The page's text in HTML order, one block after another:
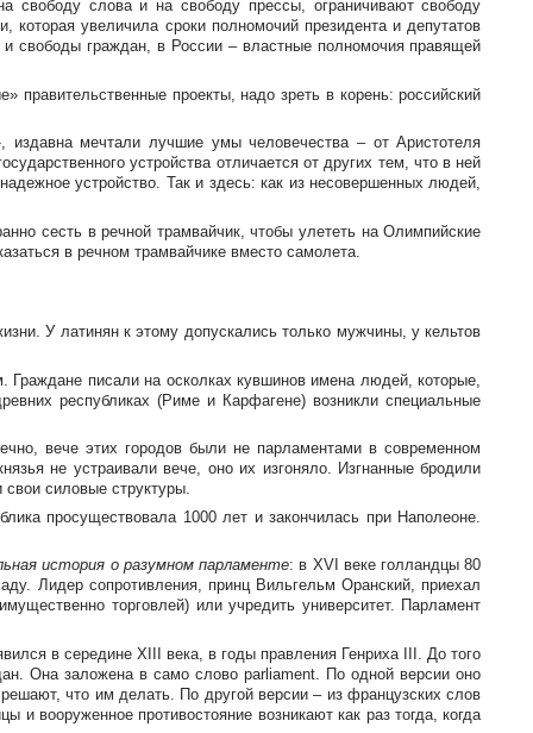
свободу слова и на свободу прессы, ограничивают свободу
увеличила сроки полномочий президента и депутатов
свободы граждан, в России – властные полномочия правящей
проекты, надо зреть в корень: российский
мечтали лучшие умы человечества – от Аристотеля
устройства отличается от других тем, что в ней
устройство. Так и здесь: как из несовершенных людей,
сесть в речной трамвайчик, чтобы улететь на Олимпийские
в речном трамвайчике вместо самолета.
У латинян к этому допускались только мужчины, у кельтов
писали на осколках кувшинов имена людей, которые,
республиках (Риме и Карфагене) возникли специальные
вече этих городов были не парламентами в современном
не устраивали вече, оно их изгоняло. Изгнанные бродили
силовые структуры.
просуществовала 1000 лет и закончилась при Наполеоне.
история о разумном парламенте: в XVI веке голландцы 80
Лидер сопротивления, принц Вильгельм Оранский, приехал
торговлей) или учредить университет. Парламент
в середине XIII века, в годы правления Генриха III. До того
Она заложена в само слово parliament. По одной версии оно
что им делать. По другой версии – из французских слов
вооруженное противостояние возникают как раз тогда, когда